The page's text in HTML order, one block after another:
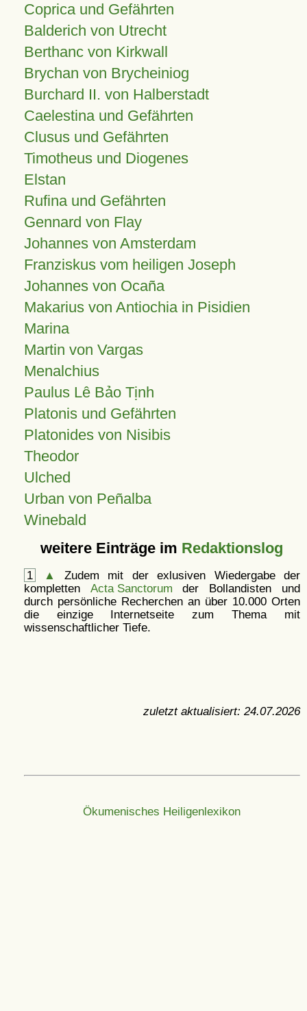
Coprica und Gefährten
Balderich von Utrecht
Berthanc von Kirkwall
Brychan von Brycheiniog
Burchard II. von Halberstadt
Caelestina und Gefährten
Clusus und Gefährten
Timotheus und Diogenes
Elstan
Rufina und Gefährten
Gennard von Flay
Johannes von Amsterdam
Franziskus vom heiligen Joseph
Johannes von Ocaña
Makarius von Antiochia in Pisidien
Marina
Martin von Vargas
Menalchius
Paulus Lê Bảo Tịnh
Platonis und Gefährten
Platonides von Nisibis
Theodor
Ulched
Urban von Peñalba
Winebald
weitere Einträge im Redaktionslog
1 ▲
Zudem mit der exlusiven Wiedergabe der
kompletten Acta Sanctorum der Bollandisten und
durch persönliche Recherchen an über 10.000 Orten
die einzige Internetseite zum Thema mit
wissenschaftlicher Tiefe.
zuletzt aktualisiert: 24.07.2026
Ökumenisches Heiligenlexikon